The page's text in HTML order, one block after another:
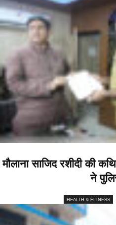
मौलाना साजिद रशीदी की
ने
HEALTH & FITNESS